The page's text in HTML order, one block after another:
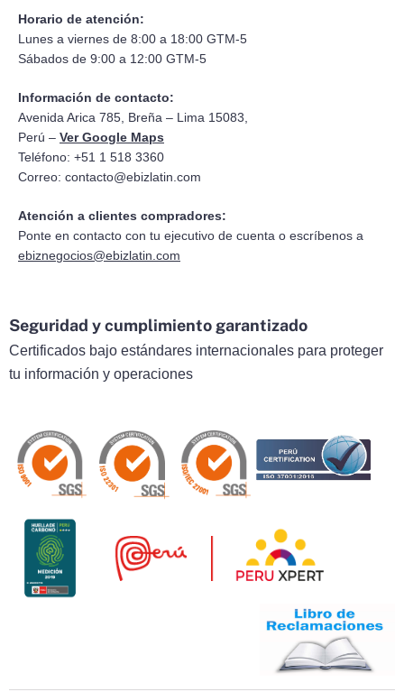
Horario de atención:
Lunes a viernes de 8:00 a 18:00 GTM-5
Sábados de 9:00 a 12:00 GTM-5
Información de contacto:
Avenida Arica 785, Breña – Lima 15083,
Perú – Ver Google Maps
Teléfono: +51 1 518 3360
Correo: contacto@ebizlatin.com
Atención a clientes compradores:
Ponte en contacto con tu ejecutivo de cuenta o escríbenos a
ebiznegocios@ebizlatin.com
Seguridad y cumplimiento garantizado
Certificados bajo estándares internacionales para proteger
tu información y operaciones